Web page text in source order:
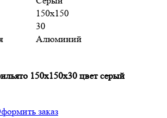
150х150
30
Алюминий
150х150х30 цвет серый
заказ